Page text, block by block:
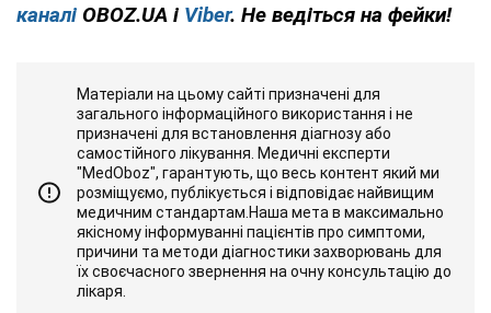
каналі OBOZ.UA і Viber. Не ведіться на фейки!
Матеріали на цьому сайті призначені для
загального інформаційного використання і не
призначені для встановлення діагнозу або
самостійного лікування. Медичні експерти
"MedOboz", гарантують, що весь контент який ми
розміщуємо, публікується і відповідає найвищим
медичним стандартам.Наша мета в максимально
якісному інформуванні пацієнтів про симптоми,
причини та методи діагностики захворювань для
їх своєчасного звернення на очну консультацію до
лікаря.